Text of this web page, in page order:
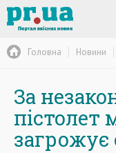
Головна Новини
За
пістолет
загрожує